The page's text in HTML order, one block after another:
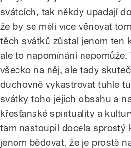
svátcích, tak někdy upadají
že by se měli více věnovat
těch svátků zůstal jenom ten
ale to napomínání
všecko na něj, ale tady
duchovně vykastrovat tuhle
svátky toho jejich obsahu a
křesťanské spirituality a
tam nastoupil docela sprostý
jenom bědovat, že je prostě